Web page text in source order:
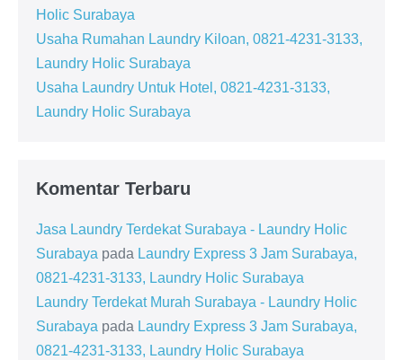
Holic Surabaya
Usaha Rumahan Laundry Kiloan, 0821-4231-3133,
Laundry Holic Surabaya
Usaha Laundry Untuk Hotel, 0821-4231-3133,
Laundry Holic Surabaya
Komentar Terbaru
Jasa Laundry Terdekat Surabaya - Laundry Holic
Surabaya pada Laundry Express 3 Jam Surabaya,
0821-4231-3133, Laundry Holic Surabaya
Laundry Terdekat Murah Surabaya - Laundry Holic
Surabaya pada Laundry Express 3 Jam Surabaya,
0821-4231-3133, Laundry Holic Surabaya